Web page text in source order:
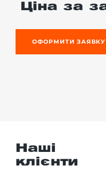
Ціна за
ОФОРМИТИ ЗАЯВКУ
Наші
клієнти